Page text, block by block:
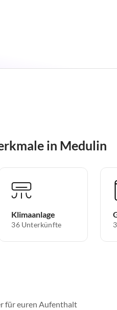
in Medulin
Klimaanlage
36 Unterkünfte
für euren Aufenthalt